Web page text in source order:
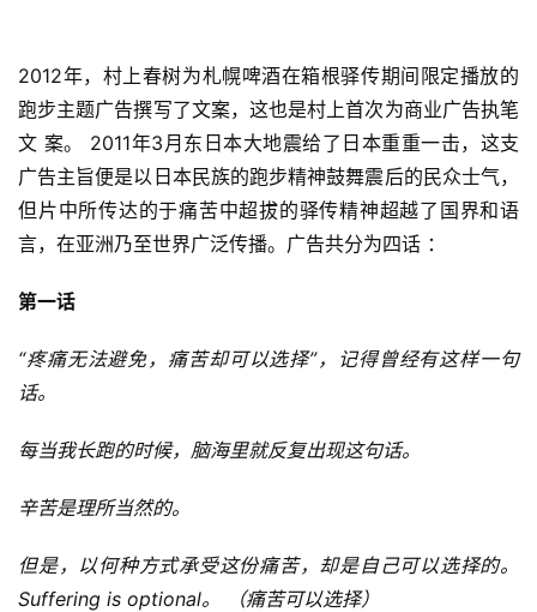
2012年，村上春树为札幌啤酒在箱根驿传期间限定播放的
跑步主题广告撰写了文案，这也是村上首次为商业广告执笔
文 案。 2011年3月东日本大地震给了日本重重一击，这支
广告主旨便是以日本民族的跑步精神鼓舞震后的民众士气，
但片中所传达的于痛苦中超拔的驿传精神超越了国界和语
言，在亚洲乃至世界广泛传播。 广告共分为四话 ：
第一话
“疼痛无法避免，痛苦却可以选择”，记得曾经有这样一句
话。
每当我长跑的时候，脑海里就反复出现这句话。
辛苦是理所当然的。
但是，以何种方式承受这份痛苦，却是自己可以选择的。
Suffering is optional。 （痛苦可以选择）